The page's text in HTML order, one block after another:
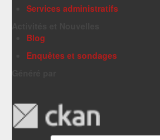
Services administratifs
Blog
Enquêtes et sondages